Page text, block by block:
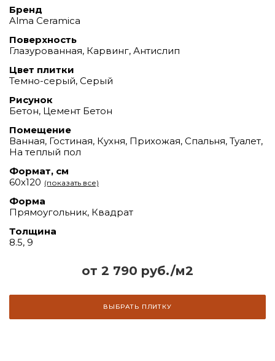
от 2 790 руб./м2
ВЫБРАТЬ ПЛИТКУ
Бренд
Alma Ceramica
Поверхность
Глазурованная, Карвинг, Антислип
Цвет плитки
Темно-серый, Серый
Рисунок
Бетон, Цемент Бетон
Помещение
Ванная, Гостиная, Кухня, Прихожая, Спальня, Туалет,
На теплый пол
Формат, см
60х120 (показать все)
Форма
Прямоугольник, Квадрат
Толщина
8.5, 9